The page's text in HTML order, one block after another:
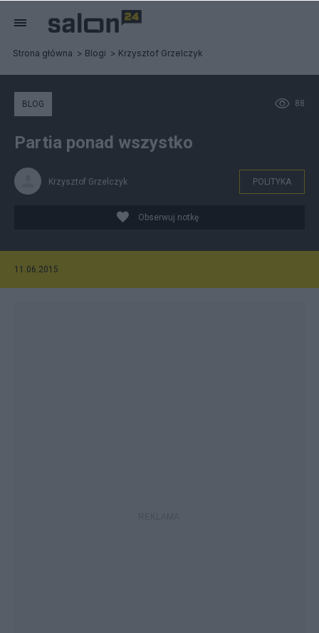
Strona główna Blogi Krzysztof Grzelczyk
88
BLOG
Partia ponad wszystko
Krzysztof Grzelczyk POLITYKA
Obserwuj notkę
11.06.2015